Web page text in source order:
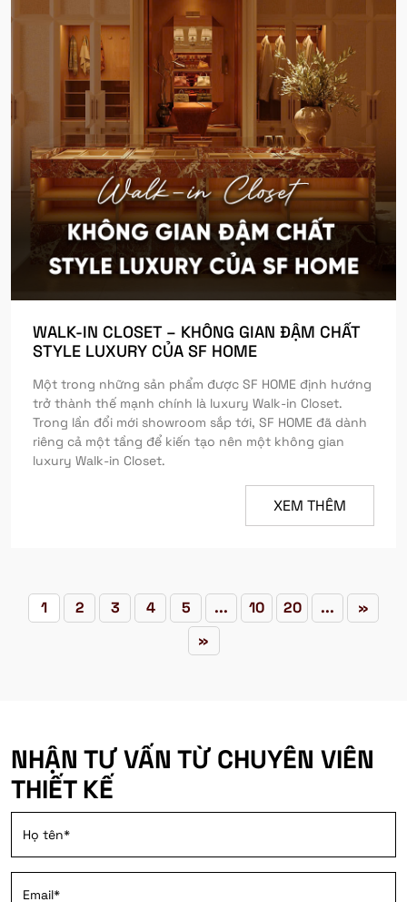
WALK-IN CLOSET – KHÔNG GIAN ĐẬM CHẤT
STYLE LUXURY CỦA SF HOME
Một trong những sản phẩm được SF HOME định hướng
trở thành thế mạnh chính là luxury Walk-in Closet.
Trong lần đổi mới showroom sắp tới, SF HOME đã dành
riêng cả một tầng để kiến tạo nên một không gian
luxury Walk-in Closet.
XEM THÊM
1 2 3 4 5 ... 10 20 ...
»
»
NHẬN TƯ VẤN TỪ CHUYÊN VIÊN
THIẾT KẾ